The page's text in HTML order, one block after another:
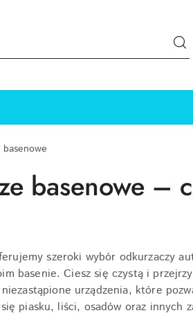
basenowe –
szeroki wybór odkurzaczy
basenie. Ciesz się czystą i
urządzenia, które
piasku, liści, osadów oraz innych